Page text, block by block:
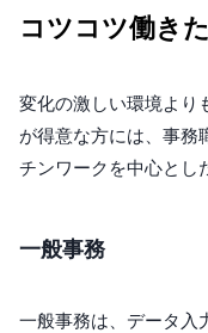
コツコツ働き
変化の激しい環境より
が得意な方には、事務
チンワークを中心とし
一般事務
一般事務は、データ入